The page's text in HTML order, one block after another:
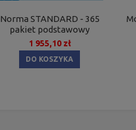
Norma STANDARD - 365
pakiet podstawowy
1 955,10 zł
DO KOSZYKA